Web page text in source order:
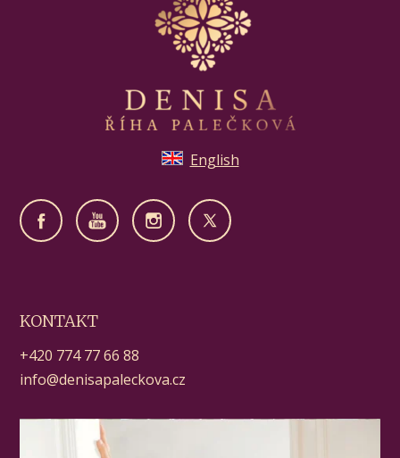
English
KONTAKT
+420 774 77 66 88
info@denisapaleckova.cz